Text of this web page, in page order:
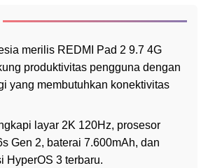
merilis REDMI Pad 2 9.7 4G
produktivitas pengguna dengan
yang membutuhkan konektivitas
layar 2K 120Hz, prosesor
Gen 2, baterai 7.600mAh, dan
HyperOS 3 terbaru.